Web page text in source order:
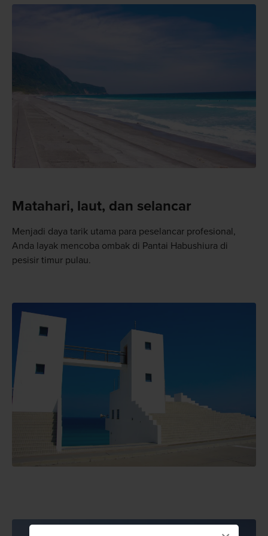
Matahari, laut, dan selancar
Menjadi daya tarik utama para peselancar profesional,
Anda layak mencoba ombak di Pantai Habushiura di
pesisir timur pulau.